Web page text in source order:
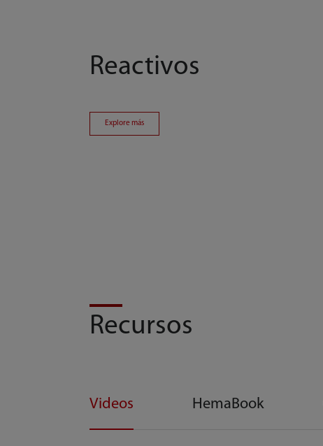
Reactivos
Explore más
Recursos
Videos HemaBook